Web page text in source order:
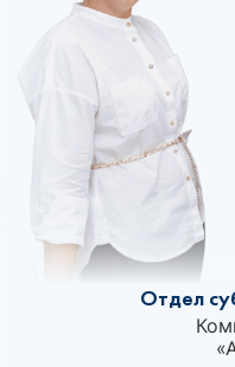
Отдел